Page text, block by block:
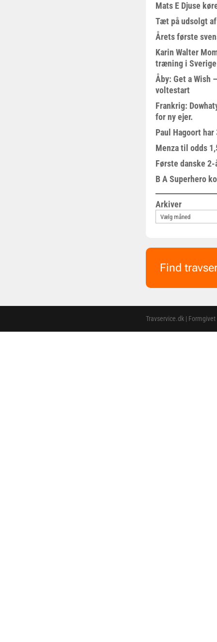
Mats E Djuse
Tæt på udsolgt
Årets første
Karin Walter
træning i Sverige
Åby: Get a Wish
voltestart
Frankrig:
for ny ejer.
Paul Hagoort
Menza til odds
Første danske
B A Superhero
Arkiver
Find
Travservice.dk |